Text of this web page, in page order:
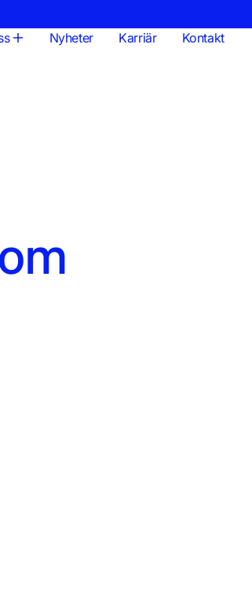
Nyheter Karriär Kontakt